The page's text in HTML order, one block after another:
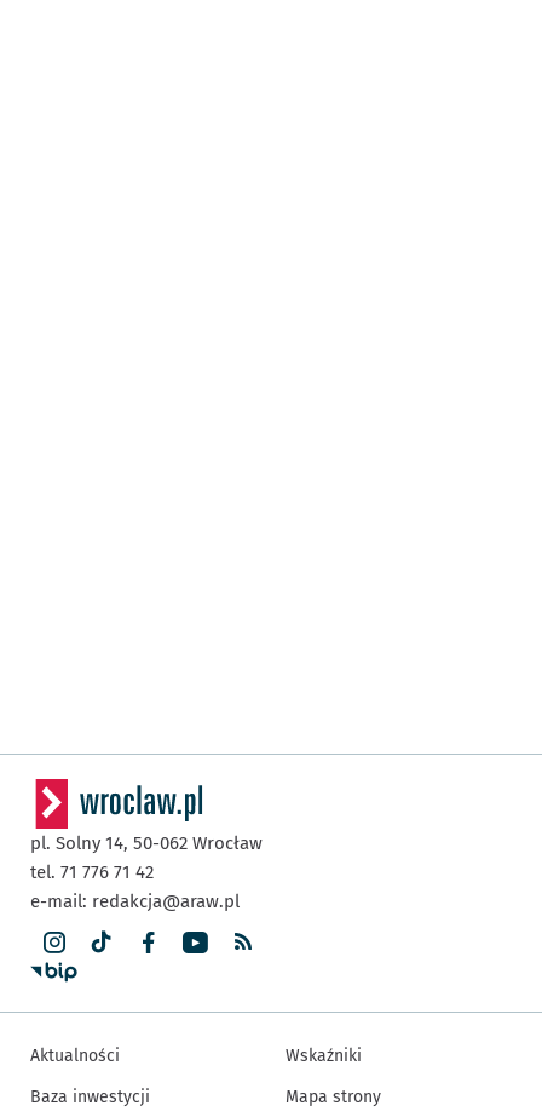
pl. Solny 14, 50-062 Wrocław
tel. 71 776 71 42
e-mail: redakcja@araw.pl
Aktualności
Baza inwestycji
Wskaźniki
Mapa strony